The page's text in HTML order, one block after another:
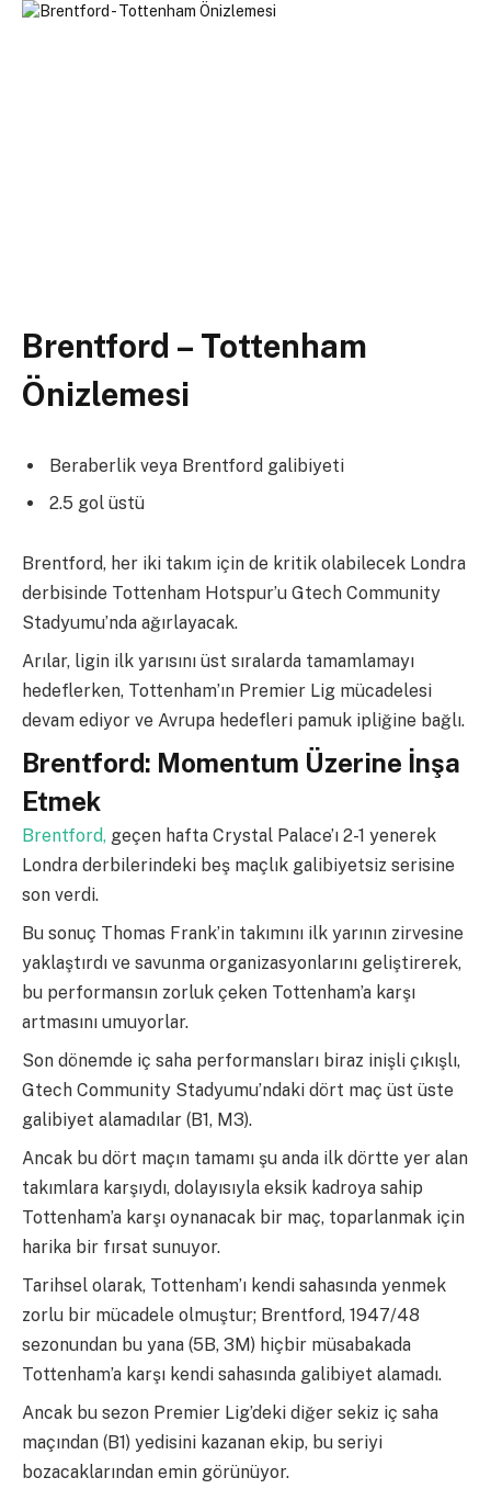
Brentford – Tottenham
Önizlemesi
Beraberlik veya Brentford galibiyeti
2.5 gol üstü
Brentford, her iki takım için de kritik olabilecek Londra
derbisinde Tottenham Hotspur’u Gtech Community
Stadyumu’nda ağırlayacak.
Arılar, ligin ilk yarısını üst sıralarda tamamlamayı
hedeflerken, Tottenham’ın Premier Lig mücadelesi
devam ediyor ve Avrupa hedefleri pamuk ipliğine bağlı.
Brentford: Momentum Üzerine İnşa
Etmek
Brentford, geçen hafta Crystal Palace’ı 2-1 yenerek
Londra derbilerindeki beş maçlık galibiyetsiz serisine
son verdi.
Bu sonuç Thomas Frank’in takımını ilk yarının zirvesine
yaklaştırdı ve savunma organizasyonlarını geliştirerek,
bu performansın zorluk çeken Tottenham’a karşı
artmasını umuyorlar.
Son dönemde iç saha performansları biraz inişli çıkışlı,
Gtech Community Stadyumu’ndaki dört maç üst üste
galibiyet alamadılar (B1, M3).
Ancak bu dört maçın tamamı şu anda ilk dörtte yer alan
takımlara karşıydı, dolayısıyla eksik kadroya sahip
Tottenham’a karşı oynanacak bir maç, toparlanmak için
harika bir fırsat sunuyor.
Tarihsel olarak, Tottenham’ı kendi sahasında yenmek
zorlu bir mücadele olmuştur; Brentford, 1947/48
sezonundan bu yana (5B, 3M) hiçbir müsabakada
Tottenham’a karşı kendi sahasında galibiyet alamadı.
Ancak bu sezon Premier Lig’deki diğer sekiz iç saha
maçından (B1) yedisini kazanan ekip, bu seriyi
bozacaklarından emin görünüyor.